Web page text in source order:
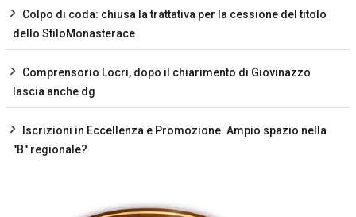
Colpo di coda: chiusa la trattativa per la cessione del titolo
dello StiloMonasterace
Comprensorio Locri, dopo il chiarimento di Giovinazzo
lascia anche dg
Iscrizioni in Eccellenza e Promozione. Ampio spazio nella
"B" regionale?